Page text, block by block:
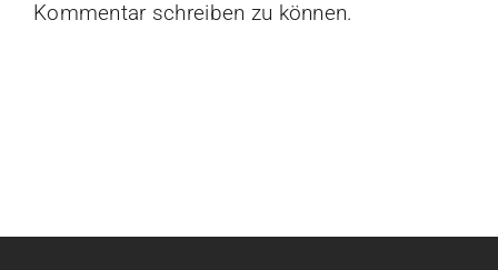
Kommentar schreiben zu können.